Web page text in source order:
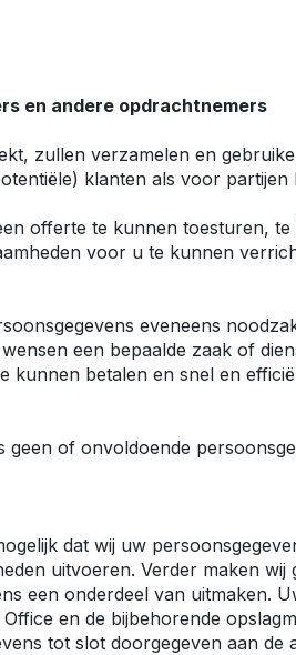
Sprinter
Nissan
Townstar
Townstar
Interstar
Peugeot
e Partner
e Boxer
en andere opdrachtnemers
zullen verzamelen en
klanten als voor
offerte te kunnen toesturen,
voor u te kunnen
eveneens
een bepaalde zaak of
betalen en snel en
of onvoldoende
dat wij uw
uitvoeren. Verder maken
een onderdeel van uitmaken.
en de bijbehorende
tot slot doorgegeven aan de